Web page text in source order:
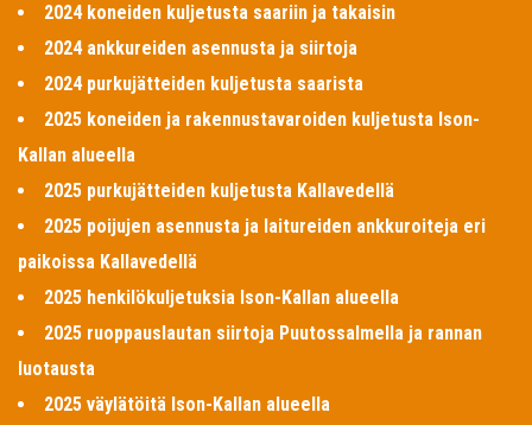
2024 koneiden kuljetusta saariin ja takaisin
2024 ankkureiden asennusta ja siirtoja
2024 purkujätteiden kuljetusta saarista
2025 koneiden ja rakennustavaroiden kuljetusta Ison-
Kallan alueella
2025 purkujätteiden kuljetusta Kallavedellä
2025 poijujen asennusta ja laitureiden ankkuroiteja eri
paikoissa Kallavedellä
2025 henkilökuljetuksia Ison-Kallan alueella
2025 ruoppauslautan siirtoja Puutossalmella ja rannan
luotausta
2025 väylätöitä Ison-Kallan alueella